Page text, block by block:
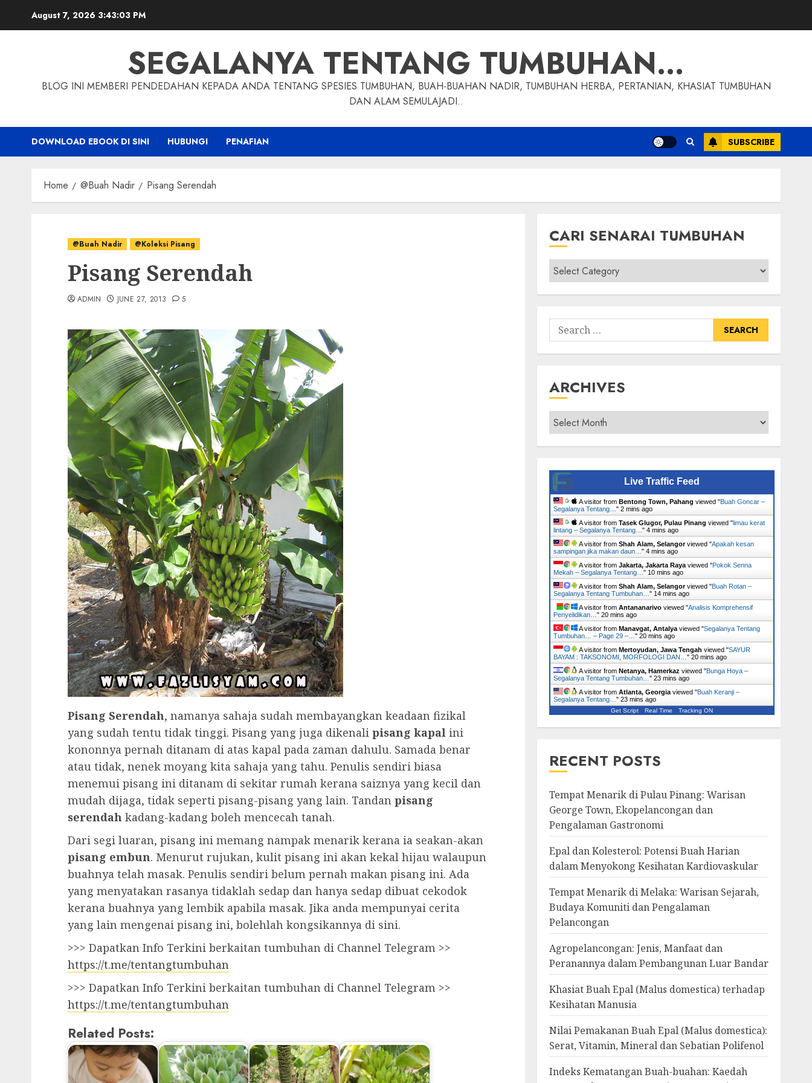
August 7, 2026 3:43:04 PM
SEGALANYA TENTANG TUMBUHAN…
BLOG INI MEMBERI PENDEDAHAN KEPADA ANDA TENTANG SPESIES TUMBUHAN, BUAH-BUAHAN NADIR, TUMBUHAN HERBA, PERTANIAN, KHASIAT TUMBUHAN
DAN ALAM SEMULAJADI..
DOWNLOAD EBOOK DI SINI HUBUNGI PENAFIAN SUBSCRIBE
Home @Buah Nadir Pisang Serendah
@Buah Nadir @Koleksi Pisang
Pisang Serendah
ADMIN JUNE 27, 2013 5
Pisang Serendah, namanya sahaja sudah membayangkan keadaan fizikal
yang sudah tentu tidak tinggi. Pisang yang juga dikenali pisang kapal ini
kononnya pernah ditanam di atas kapal pada zaman dahulu. Samada benar
atau tidak, nenek moyang kita sahaja yang tahu. Penulis sendiri biasa
menemui pisang ini ditanam di sekitar rumah kerana saiznya yang kecil dan
mudah dijaga, tidak seperti pisang-pisang yang lain. Tandan pisang
serendah kadang-kadang boleh mencecah tanah.
Dari segi luaran, pisang ini memang nampak menarik kerana ia seakan-akan
pisang embun. Menurut rujukan, kulit pisang ini akan kekal hijau walaupun
buahnya telah masak. Penulis sendiri belum pernah makan pisang ini. Ada
yang menyatakan rasanya tidaklah sedap dan hanya sedap dibuat cekodok
kerana buahnya yang lembik apabila masak. Jika anda mempunyai cerita
yang lain mengenai pisang ini, bolehlah kongsikannya di sini.
>>> Dapatkan Info Terkini berkaitan tumbuhan di Channel Telegram >>
https://t.me/tentangtumbuhan
>>> Dapatkan Info Terkini berkaitan tumbuhan di Channel Telegram >>
https://t.me/tentangtumbuhan
Related Posts:
CARI SENARAI TUMBUHAN
Cari
Senarai
Tumbuhan
Search
for:
ARCHIVES
Archives
Live Traffic Feed
A visitor from Bentong Town, Pahang viewed "Buah Goncar –
Segalanya Tentang… " 2 mins ago
A visitor from Tasek Glugor, Pulau Pinang viewed "limau kerat
lintang – Segalanya Tentang… " 4 mins ago
A visitor from Shah Alam, Selangorviewed "Apakah kesan
sampingan jika makan daun… " 4 mins ago
A visitor from Jakarta, Jakarta Rayaviewed "Pokok Senna
Mekah – Segalanya Tentang… " 10 mins ago
A visitor from Shah Alam, Selangorviewed "Buah Rotan –
Segalanya Tentang Tumbuhan… " 14 mins ago
A visitor from Antananarivoviewed "Analisis Komprehensif
Penyelidikan… " 20 mins ago
A visitor from Manavgat, Antalyaviewed "Segalanya Tentang
Tumbuhan… – Page 29 –… " 20 mins ago
A visitor from Mertoyudan, Jawa Tengah viewed "SAYUR
BAYAM : TAKSONOMI, MORFOLOGI DAN… " 20 mins ago
A visitor from Netanya, Hamerkaz viewed "Bunga Hoya –
Segalanya Tentang Tumbuhan… " 23 mins ago
A visitor from Atlanta, Georgiaviewed "Buah Keranji –
Segalanya Tentang… " 23 mins ago
Get Script Real Time Tracking ON
RECENT POSTS
Tempat Menarik di Pulau Pinang: Warisan
George Town, Ekopelancongan dan
Pengalaman Gastronomi
Epal dan Kolesterol: Potensi Buah Harian
dalam Menyokong Kesihatan Kardiovaskular
Tempat Menarik di Melaka: Warisan Sejarah,
Budaya Komuniti dan Pengalaman
Pelancongan
Agropelancongan: Jenis, Manfaat dan
Peranannya dalam Pembangunan Luar Bandar
Khasiat Buah Epal (Malus domestica) terhadap
Kesihatan Manusia
Nilai Pemakanan Buah Epal (Malus domestica):
Serat, Vitamin, Mineral dan Sebatian Polifenol
Indeks Kematangan Buah-buahan: Kaedah